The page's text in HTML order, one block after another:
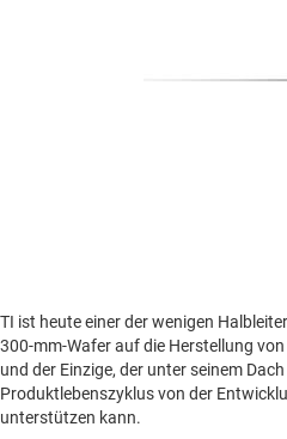
TI ist heute einer der wenigen
300-mm-Wafer auf die Herstellung
und der Einzige, der unter seinem
Produktlebenszyklus von der
unterstützen kann.